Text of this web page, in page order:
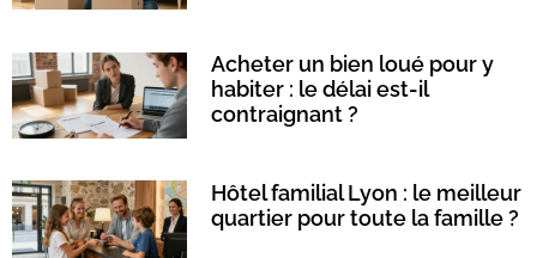
Acheter un bien loué pour y
habiter : le délai est-il
contraignant ?
Hôtel familial Lyon : le meilleur
quartier pour toute la famille ?